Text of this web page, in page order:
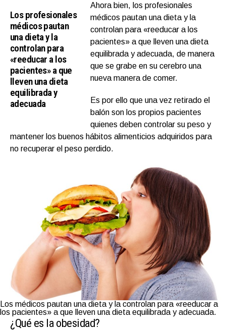
Los profesionales
médicos pautan
una dieta y la
controlan para
«reeducar a los
pacientes» a que
lleven una dieta
equilibrada y
adecuada
Ahora bien, los profesionales
médicos pautan una dieta y la
controlan para «reeducar a los
pacientes» a que lleven una dieta
equilibrada y adecuada, de manera
que se grabe en su cerebro una
nueva manera de comer.
Es por ello que una vez retirado el
balón son los propios pacientes
quienes deben controlar su peso y
mantener los buenos hábitos alimenticios adquiridos para
no recuperar el peso perdido.
Los médicos pautan una dieta y la controlan para «reeducar a
los pacientes» a que lleven una dieta equilibrada y adecuada.
¿Qué es la obesidad?